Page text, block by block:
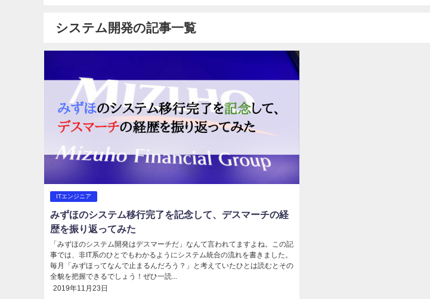
システム開発の記事一覧
ITエンジニア
みずほのシステム移行完了を記念して、デスマーチの経
歴を振り返ってみた
「みずほのシステム開発はデスマーチだ」なんて言われてますよね。この記
事では、非IT系のひとでもわかるようにシステム統合の流れを書きました。
毎月「みずほってなんで止まるんだろう？」と考えていたひとは読むとその
全貌を把握できるでしょう！ぜひ一読...
2019年11月23日